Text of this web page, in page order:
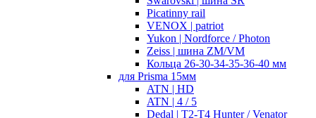
Picatinny rail
VENOX | patriot
Yukon | Nordforce / Photon
Zeiss | шина ZM/VM
Кольца 26-30-34-35-36-40 мм
для Prisma 15мм
ATN | HD
ATN | 4 / 5
Dedal | T2-T4 Hunter / Venator